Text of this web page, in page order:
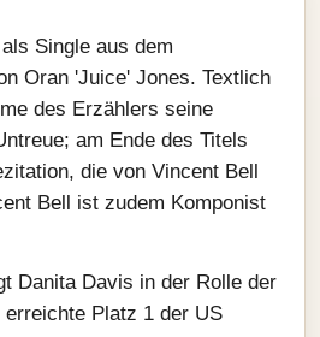
Single aus dem
Oran 'Juice' Jones. Textlich
des Erzählers seine
am Ende des Titels
die von Vincent Bell
Bell ist zudem Komponist
Danita Davis in der Rolle der
erreichte Platz 1 der US